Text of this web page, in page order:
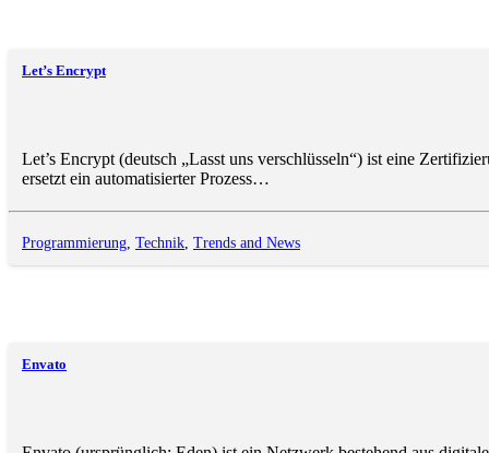
Let’s Encrypt
Let’s Encrypt (deutsch „Lasst uns verschlüsseln“) ist eine
ersetzt ein automatisierter Prozess…
Programmierung, Technik, Trends and News
Envato